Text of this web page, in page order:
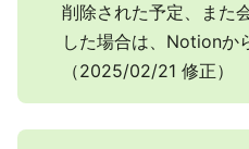
削除された予定、また
した場合は、Notionか
（2025/02/21 修正）